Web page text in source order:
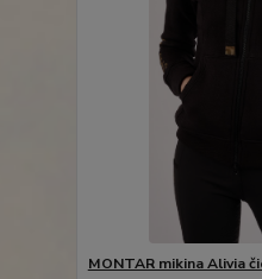
MONTAR mikina Alivia